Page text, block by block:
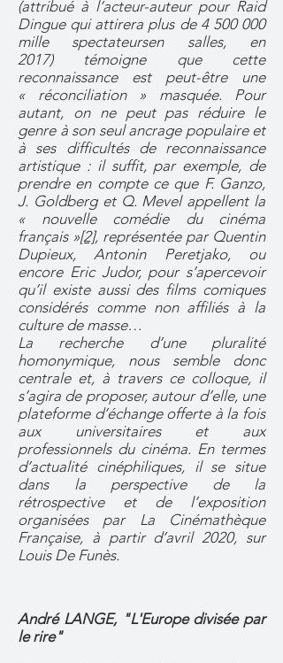
(attribué à l’acteur-auteur pour Raid
Dingue qui attirera plus de 4 500 000
mille spectateursen salles, en
2017) témoigne que cette
reconnaissance est peut-être une
« réconciliation » masquée. Pour
autant, on ne peut pas réduire le
genre à son seul ancrage populaire et
à ses difficultés de reconnaissance
artistique : il suffit, par exemple, de
prendre en compte ce que F. Ganzo,
J. Goldberg et Q. Mevel appellent la
« nouvelle comédie du cinéma
français »[2], représentée par Quentin
Dupieux, Antonin Peretjako, ou
encore Eric Judor, pour s’apercevoir
qu’il existe aussi des films comiques
considérés comme non affiliés à la
culture de masse…
La recherche d’une pluralité
homonymique, nous semble donc
centrale et, à travers ce colloque, il
s’agira de proposer, autour d’elle, une
plateforme d’échange offerte à la fois
aux universitaires et aux
professionnels du cinéma. En termes
d’actualité cinéphiliques, il se situe
dans la perspective de la
rétrospective et de l’exposition
organisées par La Cinémathèque
Française, à partir d’avril 2020, sur
Louis De Funès.
André LANGE, "L'Europe divisée par
le rire"